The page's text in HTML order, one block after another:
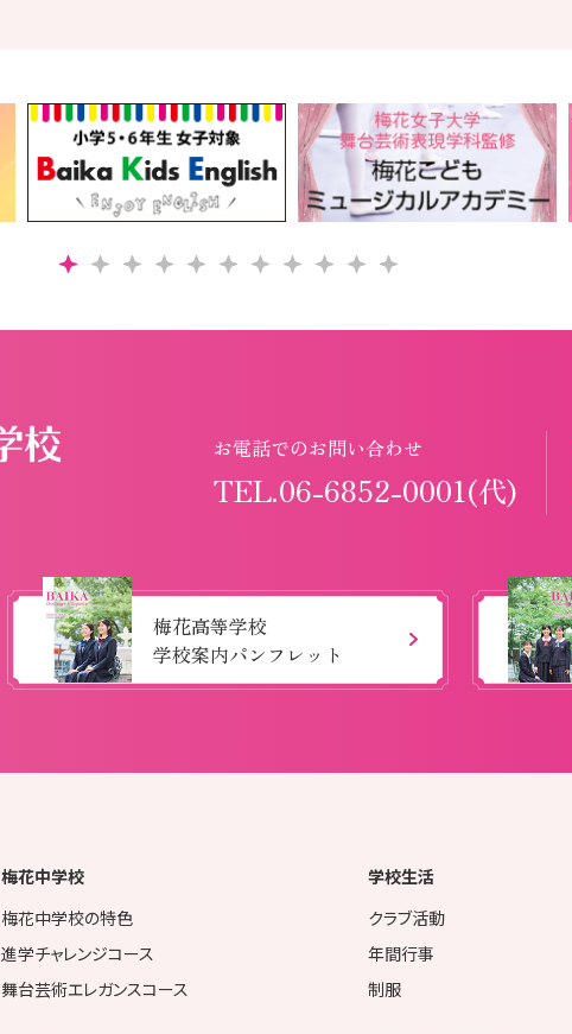
お電話でのお問い合わせ
TEL.06-6852-0001(代)
梅花高等学校
学校案内パンフレット
梅花中学校
梅花中学校の特色
進学チャレンジコース
舞台芸術エレガンスコース
学校生活
クラブ活動
年間行事
制服